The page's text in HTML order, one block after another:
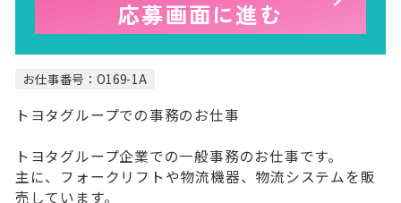
応募画面に進む
お仕事番号：O169-1A
トヨタグループでの事務のお仕事
トヨタグループ企業での一般事務のお仕事です。
主に、フォークリフトや物流機器、物流システムを販
売しています。